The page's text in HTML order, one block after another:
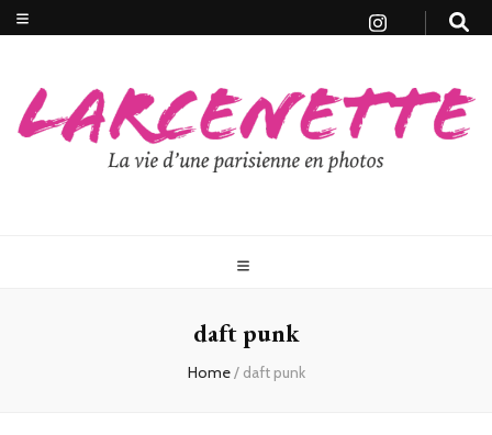
daft punk
Home/ daft punk